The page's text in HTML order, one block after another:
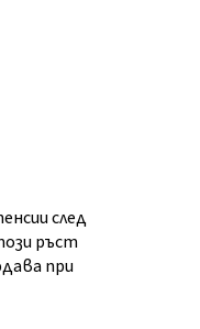
след
ръст
при